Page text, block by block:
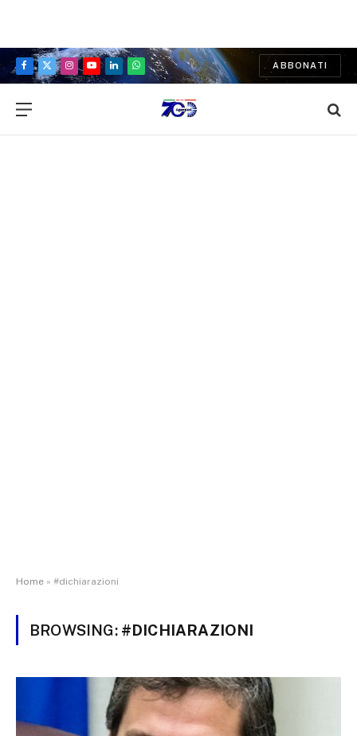
Facebook
X
Instagram
YouTubeLinkedInWhatsApp
ABBONATI
Home » #dichiarazioni
BROWSING: #DICHIARAZIONI